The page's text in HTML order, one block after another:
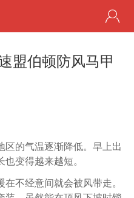
盟伯顿防风马甲
区的气温逐渐降低。早上出
变得越来越短。
不经意间就会被风带走。